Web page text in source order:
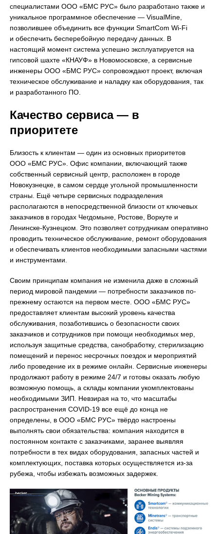
специалистами ООО «БМС РУС» было разработано также и
уникальное программное обеспечение — VisualMine,
позволившее объединить все функции SmartCom Wi-Fi
и обеспечить бесперебойную передачу данных. В
настоящий момент система успешно эксплуатируется на
гипсовой шахте «КНАУФ» в Новомосковске, а сервисные
инженеры ООО «БМС РУС» сопровождают проект, включая
техническое обслуживание и наладку как оборудования, так
и разработанного ПО.
Качество сервиса — в
приоритете
Близость к клиентам — один из основных приоритетов
ООО «БМС РУС». Офис компании, включающий также
собственный сервисный центр, расположен в городе
Новокузнецке, в самом сердце угольной промышленности
страны. Ещё четыре сервисных подразделения
располагаются в непосредственной близости от ключевых
заказчиков в городах Чегдомыне, Ростове, Воркуте и
Ленинске-Кузнецком. Это позволяет сотрудникам оперативно
проводить техническое обслуживание, ремонт оборудования
и обеспечивать клиентов необходимыми запасными частями
и инструментами.
Своим принципам компания не изменила даже в сложный
период мировой пандемии — потребности заказчиков по-
прежнему остаются на первом месте. ООО «БМС РУС»
предоставляет клиентам высокий уровень качества
обслуживания, позаботившись о безопасности своих
заказчиков и сотрудников при помощи необходимых мер,
используя защитные средства, санобработку, стерилизацию
помещений и перенос несрочных поездок и мероприятий
либо проведение их в режиме онлайн. Сервисные инженеры
продолжают работу в режиме 24/7 и готовы оказать любую
возможную помощь, а склады компании укомплектованы
необходимыми ЗИП. Невзирая на то, что масштабы
распространения COVID-19 все ещё до конца не
определены, в ООО «БМС РУС» твёрдо настроены
выполнять свои обязательства: компания находится в
постоянном контакте с заказчиками, заранее выявляя
потребности в тех видах оборудования, запасных частей и
комплектующих, поставка которых осуществляется из-за
рубежа, чтобы избежать возможных задержек.